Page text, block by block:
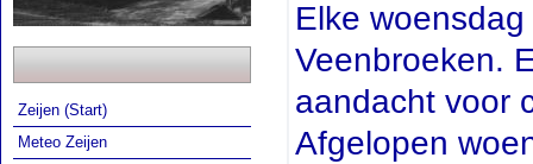
Zeijen (Start)
Meteo Zeijen
Elke
Veenbroeken.
aandacht voor
Afgelopen